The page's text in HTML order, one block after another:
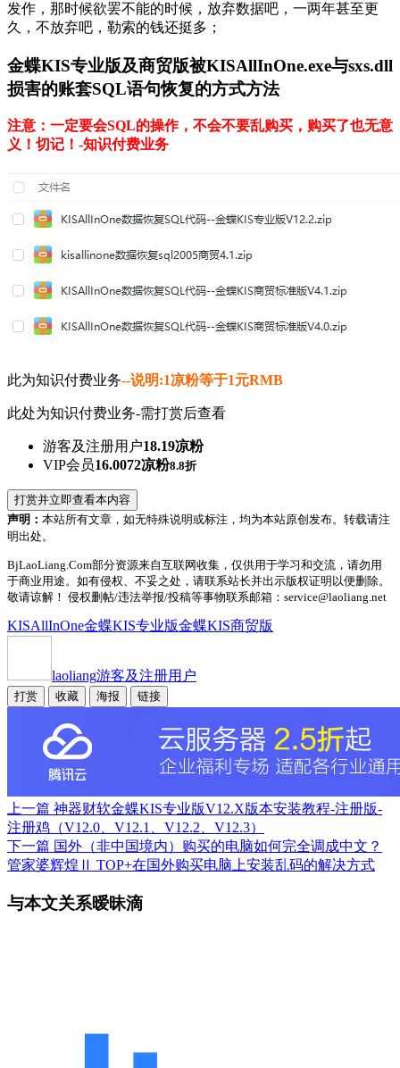
发作，那时候欲罢不能的时候，放弃数据吧，一两年甚至更
久，不放弃吧，勒索的钱还挺多；
金蝶KIS专业版及商贸版被KISAllInOne.exe与sxs.dll
损害的账套SQL语句恢复的方式方法
注意：一定要会SQL的操作，不会不要乱购买，购买了也无意
义！切记！-知识付费业务
此为知识付费业务--说明:1凉粉等于1元RMB
此处为知识付费业务-需打赏后查看
游客及注册用户18.19凉粉
VIP会员16.0072凉粉8.8折
打赏并立即查看本内容
声明： 本站所有文章，如无特殊说明或标注，均为本站原创发布。转载请注
明出处。
BjLaoLiang.Com部分资源来自互联网收集，仅供用于学习和交流，请勿用
于商业用途。如有侵权、不妥之处，请联系站长并出示版权证明以便删除。
敬请谅解！ 侵权删帖/违法举报/投稿等事物联系邮箱：service@laoliang.net
KISAllInOne金蝶KIS专业版金蝶KIS商贸版
laoliang游客及注册用户
打赏 收藏 海报 链接
上一篇 神器财软金蝶KIS专业版V12.X版本安装教程-注册版-
注册鸡（V12.0、V12.1、V12.2、V12.3）
下一篇 国外（非中国境内）购买的电脑如何完全调成中文？
管家婆辉煌Ⅱ TOP+在国外购买电脑上安装乱码的解决方式
与本文关系暧昧滴